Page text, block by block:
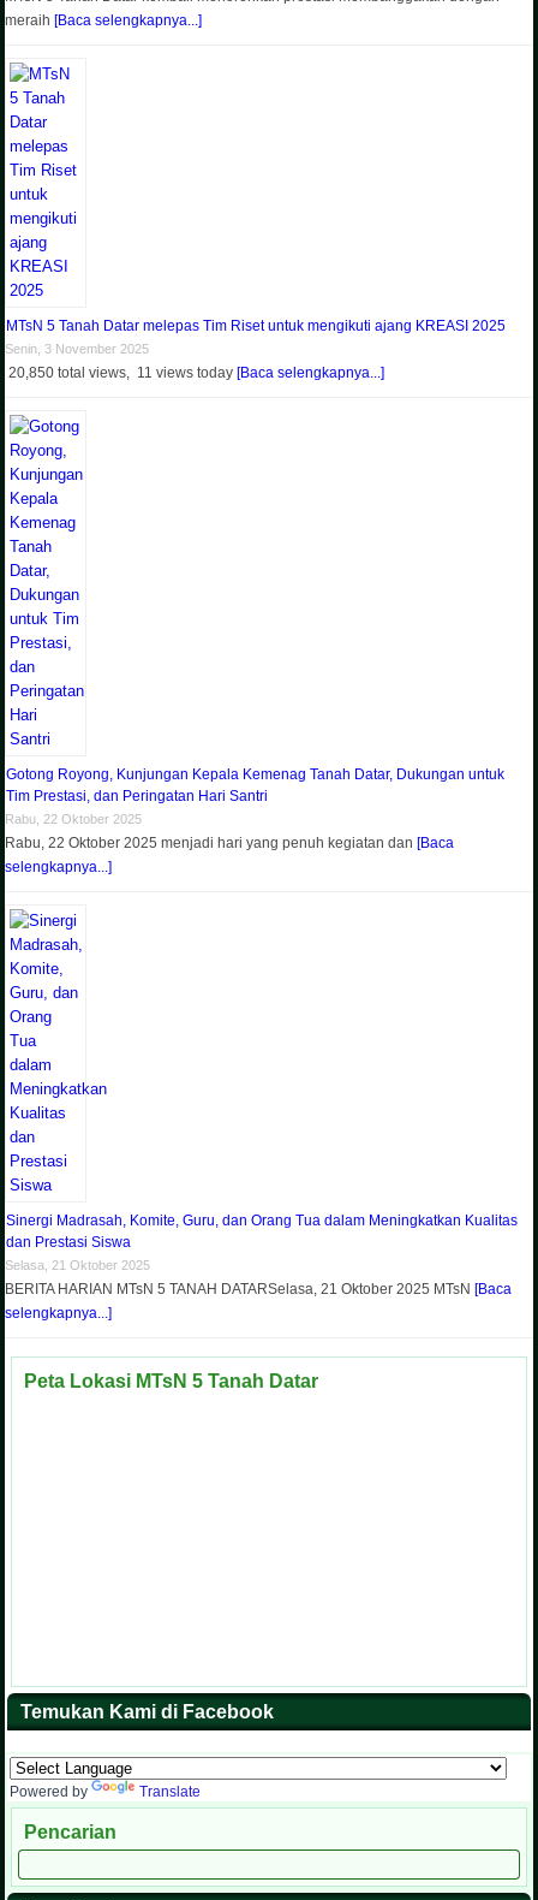
meraih[Baca selengkapnya...]
MTsN 5 Tanah Datar melepas Tim Riset untuk mengikuti ajang KREASI 2025
Senin, 3 November 2025
20,850 total views, 11 views today[Baca selengkapnya...]
Gotong Royong, Kunjungan Kepala Kemenag Tanah Datar, Dukungan untuk
Tim Prestasi, dan Peringatan Hari Santri
Rabu, 22 Oktober 2025
Rabu, 22 Oktober 2025 menjadi hari yang penuh kegiatan dan[Baca
selengkapnya...]
Sinergi Madrasah, Komite, Guru, dan Orang Tua dalam Meningkatkan Kualitas
dan Prestasi Siswa
Selasa, 21 Oktober 2025
BERITA HARIAN MTsN 5 TANAH DATARSelasa, 21 Oktober 2025 MTsN[Baca
selengkapnya...]
Peta Lokasi MTsN 5 Tanah Datar
Temukan Kami di Facebook
Powered by Translate
Pencarian